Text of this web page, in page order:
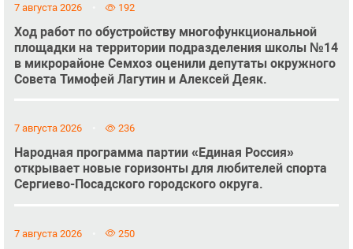
7 августа 2026 192
Ход работ по обустройству многофункциональной
площадки на территории подразделения школы №14
в микрорайоне Семхоз оценили депутаты окружного
Совета Тимофей Лагутин и Алексей Деяк.
7 августа 2026 236
Народная программа партии «Единая Россия»
открывает новые горизонты для любителей спорта
Сергиево-Посадского городского округа.
7 августа 2026 250